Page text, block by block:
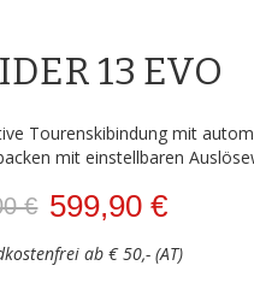
13 EVO
Tourenskibindung mit
mit einstellbaren
€ 599,90 €
ab € 50,- (AT)